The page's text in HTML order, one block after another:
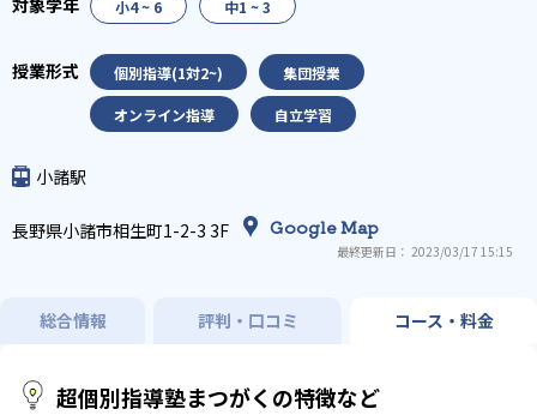
小4 ~ 6 中1 ~ 3
個別指導(1対2~) 集団授業
オンライン指導 自立学習
小諸駅
長野県小諸市相生町1-2-3 3F Google Map
最終更新日： 2023/03/17 15:15
総合情報 評判・口コミ コース・料金
超個別指導塾まつがくの特徴など